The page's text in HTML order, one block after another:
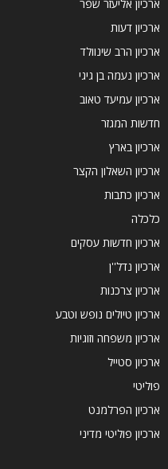
ארכיון אליעזר שפר
ארכיון דעות
ארכיון הרב שינוולד
ארכיון נעמה בן גיגי
ארכיון עמיעד טאוב
חדשות המגזר
ארכיון בארץ
ארכיון השאלון הקצר
ארכיון כתבות
כלכלה
ארכיון חדשות עסקים
ארכיון נדל''ן
ארכיון צרכנות
ארכיון טיולים נופש וטבע
ארכיון משפחה וזוגיות
ארכיון סטייל
פוליטי
ארכיון הפרלמנט
ארכיון פוליטי מדיני